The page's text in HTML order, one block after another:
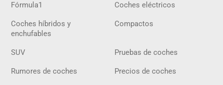
Fórmula1 Coches eléctricos
Coches híbridos y
enchufables
Compactos
SUV Pruebas de coches
Rumores de coches Precios de coches